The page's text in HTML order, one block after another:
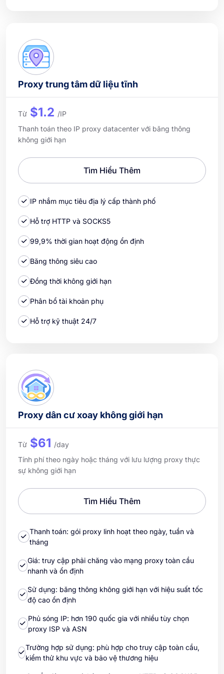
Proxy trung tâm dữ liệu tĩnh
Từ $1.2 /IP
Thanh toán theo IP proxy datacenter với băng thông
không giới hạn
Tìm Hiểu Thêm
IP nhắm mục tiêu địa lý cấp thành phố
Hỗ trợ HTTP và SOCKS5
99,9% thời gian hoạt động ổn định
Băng thông siêu cao
Đồng thời không giới hạn
Phân bổ tài khoản phụ
Hỗ trợ kỹ thuật 24/7
Proxy dân cư xoay không giới hạn
Từ $61 /day
Tính phí theo ngày hoặc tháng với lưu lượng proxy thực
sự không giới hạn
Tìm Hiểu Thêm
Thanh toán: gói proxy linh hoạt theo ngày, tuần và
tháng
Giá: truy cập phải chăng vào mạng proxy toàn cầu
nhanh và ổn định
Sử dụng: băng thông không giới hạn với hiệu suất tốc
độ cao ổn định
Phủ sóng IP: hơn 190 quốc gia với nhiều tùy chọn
proxy ISP và ASN
Trường hợp sử dụng: phù hợp cho truy cập toàn cầu,
kiểm thử khu vực và bảo vệ thương hiệu